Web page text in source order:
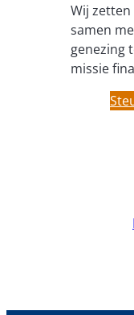
Wij
samen
genezing
missie